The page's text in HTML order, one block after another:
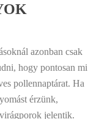
azonban csak
hogy pontosan mi
pollennaptárat. Ha
érzünk,
jelentik.